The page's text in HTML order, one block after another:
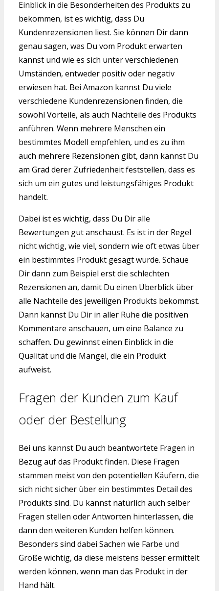
Einblick in die Besonderheiten des Produkts zu
bekommen, ist es wichtig, dass Du
Kundenrezensionen liest. Sie können Dir dann
genau sagen, was Du vom Produkt erwarten
kannst und wie es sich unter verschiedenen
Umständen, entweder positiv oder negativ
erwiesen hat. Bei Amazon kannst Du viele
verschiedene Kundenrezensionen finden, die
sowohl Vorteile, als auch Nachteile des Produkts
anführen. Wenn mehrere Menschen ein
bestimmtes Modell empfehlen, und es zu ihm
auch mehrere Rezensionen gibt, dann kannst Du
am Grad derer Zufriedenheit feststellen, dass es
sich um ein gutes und leistungsfähiges Produkt
handelt.
Dabei ist es wichtig, dass Du Dir alle
Bewertungen gut anschaust. Es ist in der Regel
nicht wichtig, wie viel, sondern wie oft etwas über
ein bestimmtes Produkt gesagt wurde. Schaue
Dir dann zum Beispiel erst die schlechten
Rezensionen an, damit Du einen Überblick über
alle Nachteile des jeweiligen Produkts bekommst.
Dann kannst Du Dir in aller Ruhe die positiven
Kommentare anschauen, um eine Balance zu
schaffen. Du gewinnst einen Einblick in die
Qualität und die Mangel, die ein Produkt
aufweist.
Fragen der Kunden zum Kauf
oder der Bestellung
Bei uns kannst Du auch beantwortete Fragen in
Bezug auf das Produkt finden. Diese Fragen
stammen meist von den potentiellen Käufern, die
sich nicht sicher über ein bestimmtes Detail des
Produkts sind. Du kannst natürlich auch selber
Fragen stellen oder Antworten hinterlassen, die
dann den weiteren Kunden helfen können.
Besonders sind dabei Sachen wie Farbe und
Größe wichtig, da diese meistens besser ermittelt
werden können, wenn man das Produkt in der
Hand hält.